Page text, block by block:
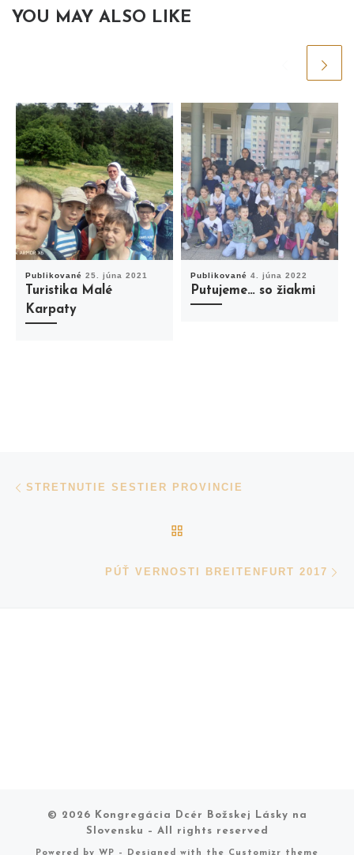
YOU MAY ALSO LIKE
Publikované 25. júna 2021
Turistika Malé
Karpaty
Publikované 4. júna 2022
Putujeme… so žiakmi
Navigácia v príspevkoch
STRETNUTIE SESTIER PROVINCIE
PÚŤ VERNOSTI BREITENFURT 2017
© 2026
Kongregácia Dcér Božskej Lásky na
Slovensku
– All rights reserved